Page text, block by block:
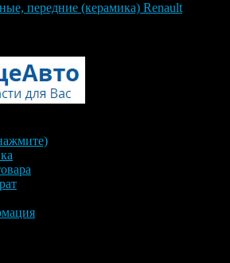
передние (керамика) Renault